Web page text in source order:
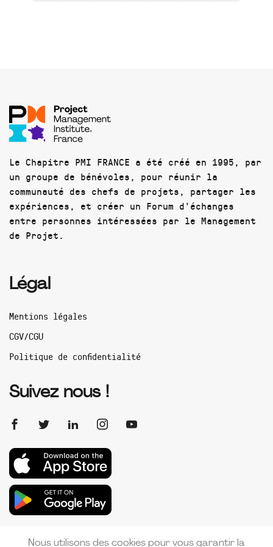
Le Chapitre PMI FRANCE a été créé en 1995, par
un groupe de bénévoles, pour réunir la
communauté des chefs de projets, partager les
expériences, et créer un Forum d'échanges
entre personnes intéressées par le Management
de Projet.
Légal
Mentions légales
CGV/CGU
Politique de confidentialité
Suivez nous !
Nous utilisons des cookies pour vous garantir la